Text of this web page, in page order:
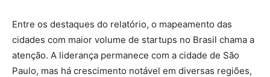
Entre os destaques do relatório, o mapeamento das
cidades com maior volume de startups no Brasil chama a
atenção. A liderança permanece com a cidade de São
Paulo, mas há crescimento notável em diversas regiões,